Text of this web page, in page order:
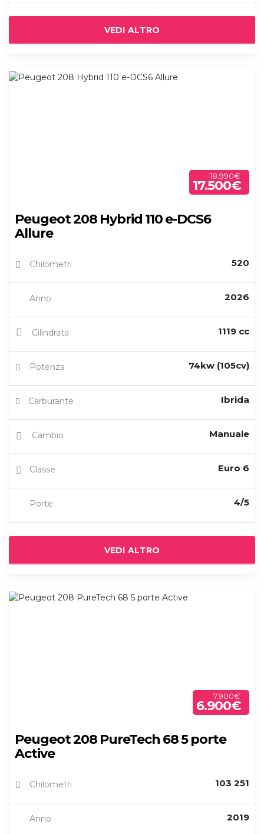
VEDI ALTRO
18.990€
17.500€
Peugeot 208 Hybrid 110 e-DCS6
Allure
Chilometri 520
Anno 2026
Cilindrata 1119 cc
Potenza 74kw (105cv)
Carburante Ibrida
Cambio Manuale
Classe Euro 6
Porte 4/5
VEDI ALTRO
7.900€
6.900€
Peugeot 208 PureTech 68 5 porte
Active
Chilometri 103 251
Anno 2019